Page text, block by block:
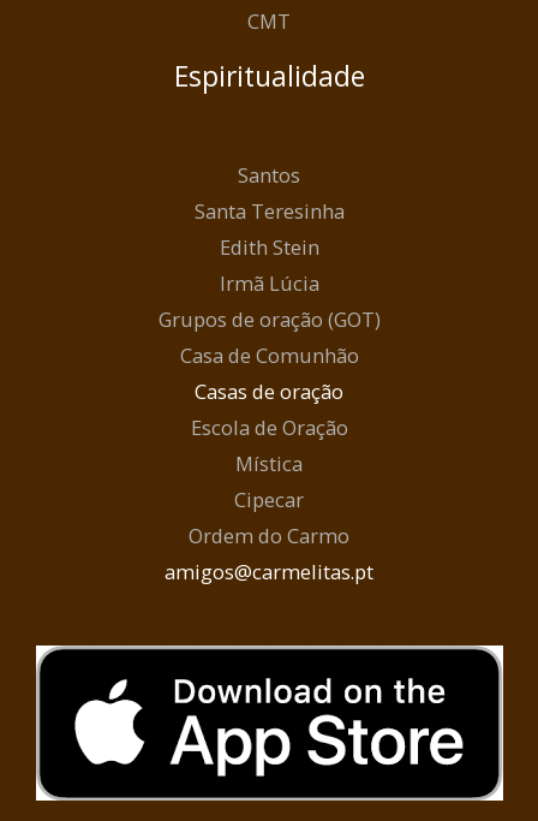
CMT
Espiritualidade
Santos
Santa Teresinha
Edith Stein
Irmã Lúcia
Grupos de oração (GOT)
Casa de Comunhão
Casas de oração
Escola de Oração
Mística
Cipecar
Ordem do Carmo
amigos@carmelitas.pt